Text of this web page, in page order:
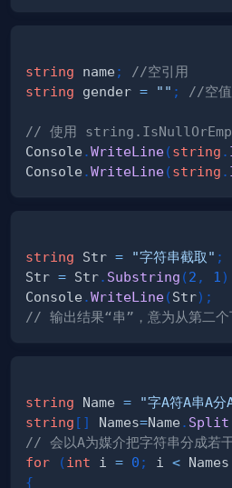
string name ;
//空引用
string gender = "" ; //空值
// 使用
Console .WriteLine(string .
Console .WriteLine(string .
string Str = "字符串截取" ;
Str = Str. Substring (2 , 1 )
Console .WriteLine(Str) ;
// 输出结果“串”，意为从第二个
string Name = "字A符A串A分
string [ ] Names=Name . Split
// 会以A为媒介把字符串分成若
for
(int i = 0 ; i < Names
{